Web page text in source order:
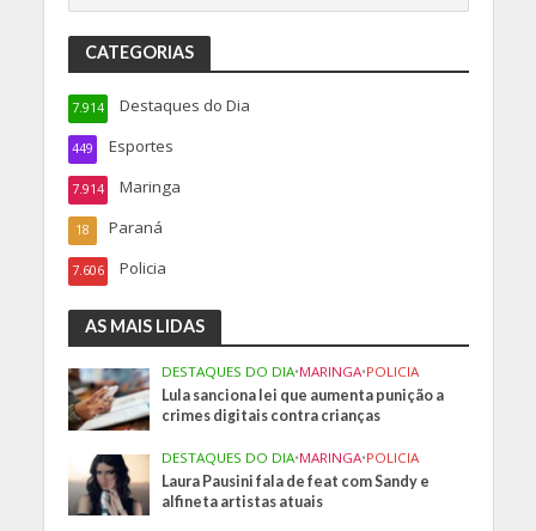
CATEGORIAS
Destaques do Dia
7.914
Esportes
449
Maringa
7.914
Paraná
18
Policia
7.606
AS MAIS LIDAS
DESTAQUES DO DIA•MARINGA•POLICIA
Lula sanciona lei que aumenta punição a
crimes digitais contra crianças
DESTAQUES DO DIA•MARINGA•POLICIA
Laura Pausini fala de feat com Sandy e
alfineta artistas atuais